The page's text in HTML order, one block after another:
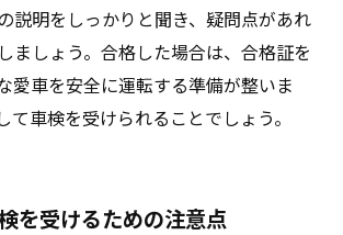
説明をしっかりと聞き、疑問点があれ
ましょう。合格した場合は、合格証を
愛車を安全に運転する準備が整いま
て車検を受けられることでしょう。
を受けるための注意点